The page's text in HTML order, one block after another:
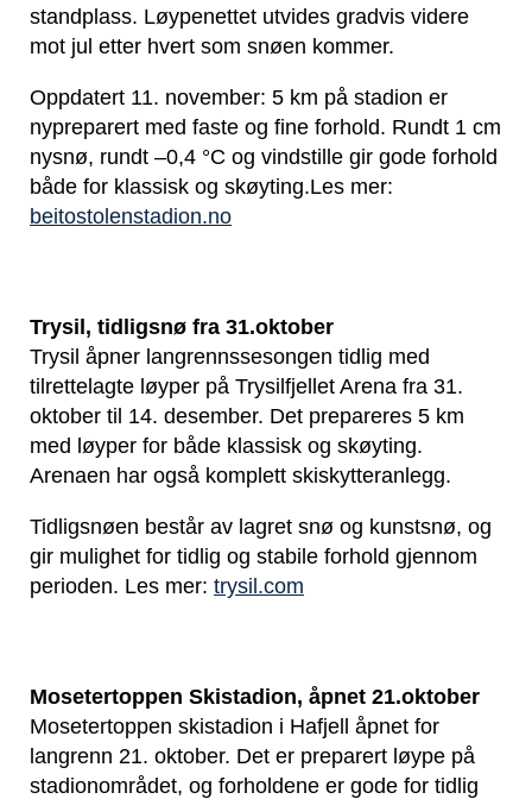
standplass. Løypenettet utvides gradvis videre
mot jul etter hvert som snøen kommer.
Oppdatert 11. november: 5 km på stadion er
nypreparert med faste og fine forhold. Rundt 1 cm
nysnø, rundt –0,4 °C og vindstille gir gode forhold
både for klassisk og skøyting.Les mer:
beitostolenstadion.no
Trysil, tidligsnø fra 31.oktober
Trysil åpner langrennssesongen tidlig med
tilrettelagte løyper på Trysilfjellet Arena fra 31.
oktober til 14. desember. Det prepareres 5 km
med løyper for både klassisk og skøyting.
Arenaen har også komplett skiskytteranlegg.
Tidligsnøen består av lagret snø og kunstsnø, og
gir mulighet for tidlig og stabile forhold gjennom
perioden. Les mer: trysil.com
Mosetertoppen Skistadion, åpnet 21.oktober
Mosetertoppen skistadion i Hafjell åpnet for
langrenn 21. oktober. Det er preparert løype på
stadionområdet, og forholdene er gode for tidlig